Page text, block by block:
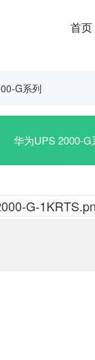
首页
G系列
华为UPS 2000-G